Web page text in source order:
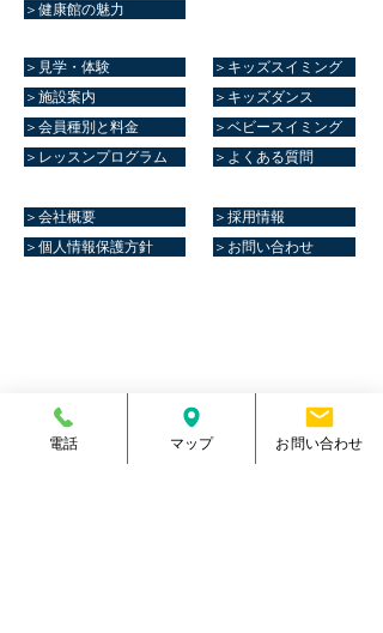
＞健康館の魅力
＞見学・体験
＞施設案内
＞会員種別と料金
＞レッスンプログラム
＞キッズスイミング
＞キッズダンス
＞ベビースイミング
＞よくある質問
＞会社概要
＞個人情報保護方針
＞採用情報
＞お問い合わせ
​営業時間
月～金／10:00～23:00
土 ／10:00～21:00
祝日 ／10:00～20:00
電話 マップ お問い合わせ